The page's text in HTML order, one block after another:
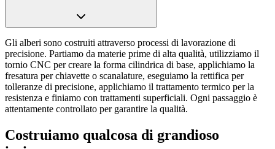
Gli alberi sono costruiti attraverso processi di lavorazione di
precisione. Partiamo da materie prime di alta qualità, utilizziamo il
tornio CNC per creare la forma cilindrica di base, applichiamo la
fresatura per chiavette o scanalature, eseguiamo la rettifica per
tolleranze di precisione, applichiamo il trattamento termico per la
resistenza e finiamo con trattamenti superficiali. Ogni passaggio è
attentamente controllato per garantire la qualità.
Costruiamo qualcosa di grandioso